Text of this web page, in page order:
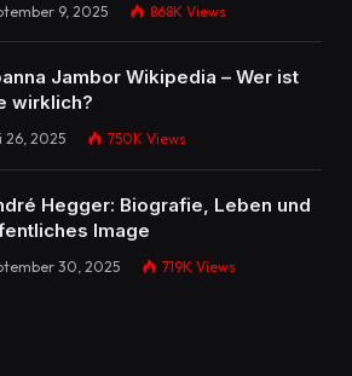
9, 2025 868K Views
Jambor Wikipedia – Wer ist
wirklich?
26, 2025 750K Views
Hegger: Biografie, Leben und
Image
30, 2025 719K Views